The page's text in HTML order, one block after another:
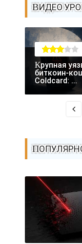
ВИДЕО
Крупная уязвимость в
биткоин-
Coldcard: ...